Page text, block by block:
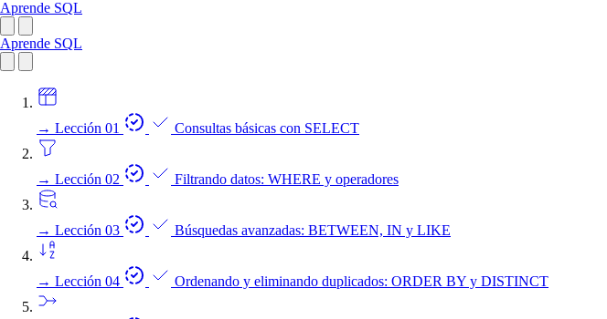
Aprende SQL
Aprende SQL
→ Lección 01 Consultas básicas con SELECT
→ Lección 02 Filtrando datos: WHERE y operadores
→ Lección 03 Búsquedas avanzadas: BETWEEN, IN y LIKE
→ Lección 04 Ordenando y eliminando duplicados: ORDER BY y DISTINCT